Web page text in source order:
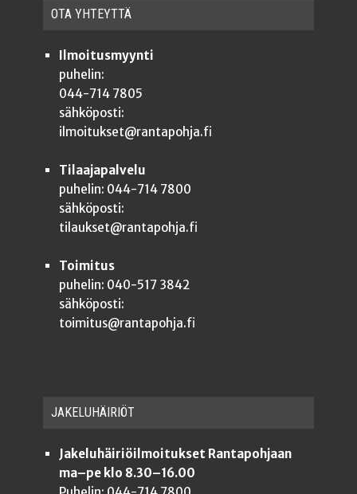
OTA YHTEYT­TÄ
Ilmoitusmyynti
puhelin:
044-714 7805
sähköposti:
ilmoitukset@rantapohja.fi
Tilaajapalvelu
puhelin: 044-714 7800
sähköposti:
tilaukset@rantapohja.fi
Toimitus
puhelin: 040-517 3842
sähköposti:
toimitus@rantapohja.fi
JAKE­LU­HÄI­RIÖT
Jakeluhäiriöilmoitukset Rantapohjaan
ma–pe klo 8.30–16.00